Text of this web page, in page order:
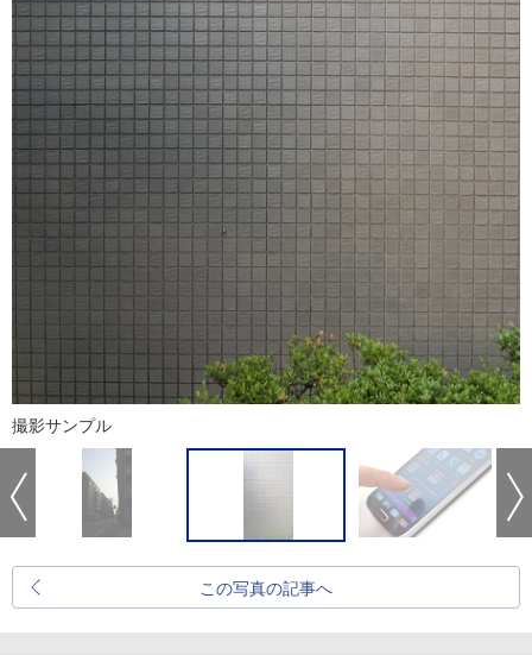
撮影サンプル
この写真の記事へ